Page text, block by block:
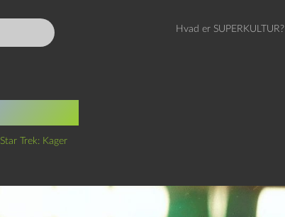
Hvad er SUPERKULTUR?
Star Trek: Kager